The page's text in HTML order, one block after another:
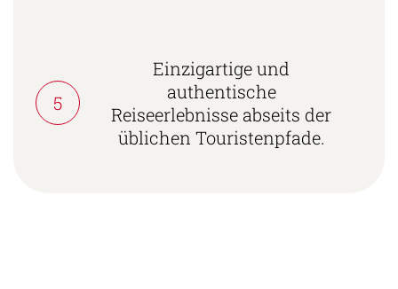
5
Einzigartige und
authentische
Reiseerlebnisse abseits der
üblichen Touristenpfade.